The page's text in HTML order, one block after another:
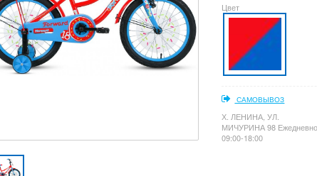
Цвет
САМОВЫВОЗ
Х. ЛЕНИНА, УЛ.
МИЧУРИНА 98 Ежедневно
09:00-18:00